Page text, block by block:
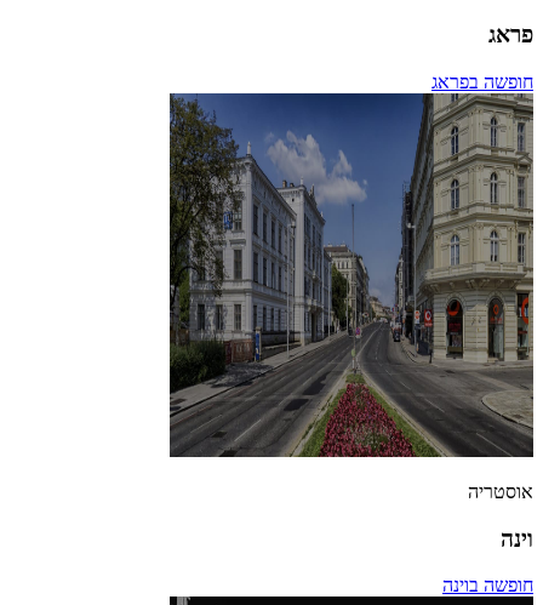
פראג
חופשה בפראג
אוסטריה
וינה
חופשה בוינה